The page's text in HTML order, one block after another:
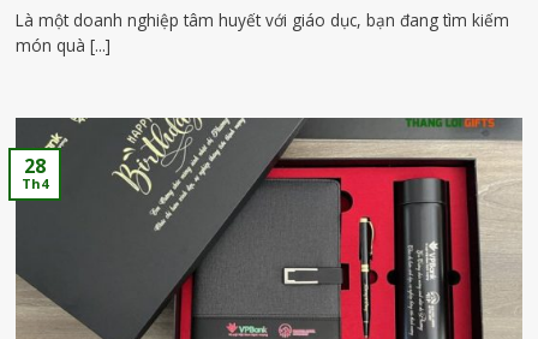
Là một doanh nghiệp tâm huyết với giáo dục, bạn đang tìm kiếm
món quà [...]
28
Th4